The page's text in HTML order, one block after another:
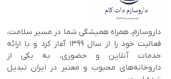
داروسازم، همراه همیشگی شما در مسیر سلامت،
فعالیت خود را از سال ۱۳۹۹ آغاز کرد و با ارائه
خدمات آنلاین و حضوری، به یکی از
داروخانه‌های محبوب و معتبر در ایران تبدیل